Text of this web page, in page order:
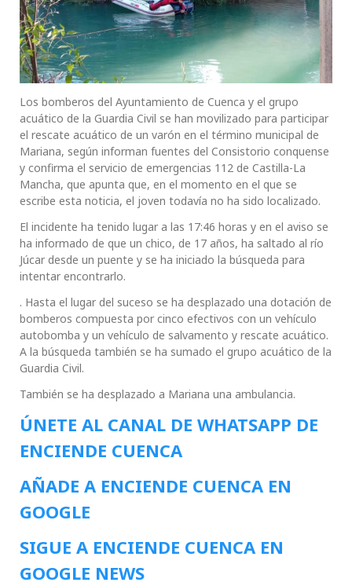
Los bomberos del Ayuntamiento de Cuenca y el grupo
acuático de la Guardia Civil se han movilizado para participar
el rescate acuático de un varón en el término municipal de
Mariana, según informan fuentes del Consistorio conquense
y confirma el servicio de emergencias 112 de Castilla-La
Mancha, que apunta que, en el momento en el que se
escribe esta noticia, el joven todavía no ha sido localizado.
El incidente ha tenido lugar a las 17:46 horas y en el aviso se
ha informado de que un chico, de 17 años, ha saltado al río
Júcar desde un puente y se ha iniciado la búsqueda para
intentar encontrarlo.
. Hasta el lugar del suceso se ha desplazado una dotación de
bomberos compuesta por cinco efectivos con un vehículo
autobomba y un vehículo de salvamento y rescate acuático.
A la búsqueda también se ha sumado el grupo acuático de la
Guardia Civil.
También se ha desplazado a Mariana una ambulancia.
ÚNETE AL CANAL DE WHATSAPP DE
ENCIENDE CUENCA
AÑADE A ENCIENDE CUENCA EN
GOOGLE
SIGUE A ENCIENDE CUENCA EN
GOOGLE NEWS